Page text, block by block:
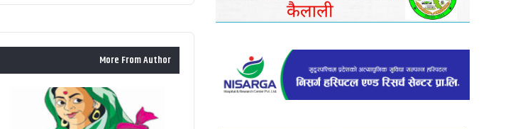
More From Author